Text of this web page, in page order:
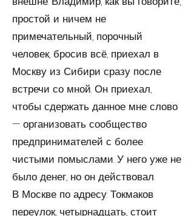
простой и ничем не
примечательный, порочный
человек, бросив всё, приехал в
Москву из Сибири сразу после
встречи со мной. Он приехал,
чтобы сдержать данное мне слово
— организовать сообщество
предпринимателей с более
чистыми помыслами. У него уже не
было денег, но он действовал.
В Москве по адресу: Токмаков
переулок, четырнадцать, стоит